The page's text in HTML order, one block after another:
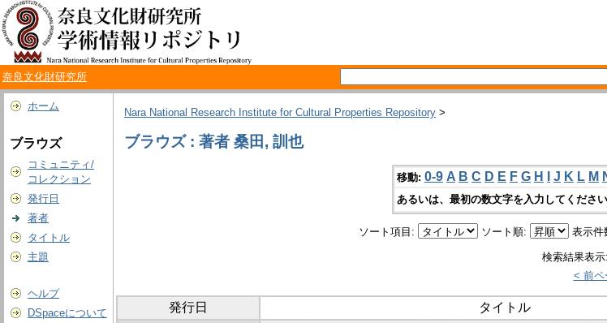
奈良文化財研究所
ホーム
ブラウズ
コミュニティ/
コレクション
発行日
著者
タイトル
主題
ヘルプ
DSpaceについて
Nara National Research Institute for Cultural Properties Repository >
ブラウズ : 著者 桑田, 訓也
移動: 0-9 A B C D E F G H J K L M
あるいは、最初の数文字を入力してくださ
ソート項目: ソート順: 表示件
検索結果表
< 前ペ
発行日 タイトル